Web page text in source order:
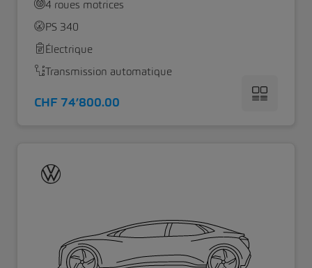
4 roues motrices
PS 340
Électrique
Transmission automatique
CHF 74’800.00